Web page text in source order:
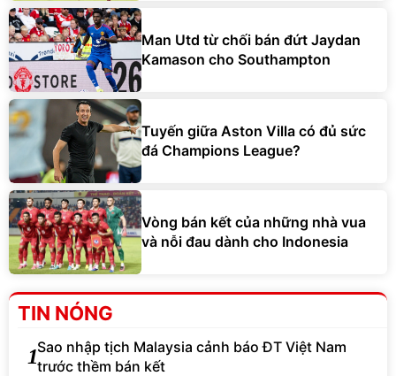
Man Utd từ chối bán đứt Jaydan
Kamason cho Southampton
Tuyến giữa Aston Villa có đủ sức
đá Champions League?
Vòng bán kết của những nhà vua
và nỗi đau dành cho Indonesia
TIN NÓNG
1Sao nhập tịch Malaysia cảnh báo ĐT Việt Nam
trước thềm bán kết